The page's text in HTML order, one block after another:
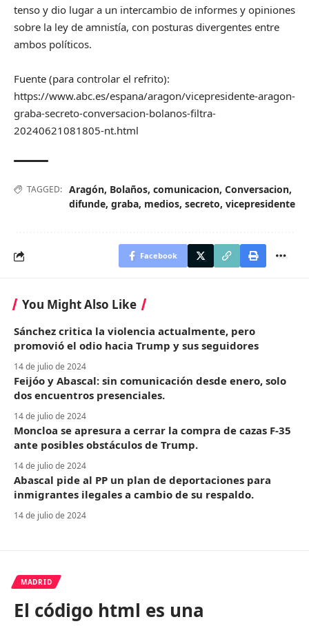
tenso y dio lugar a un intercambio de informes y opiniones
sobre la ley de amnistía, con posturas divergentes entre
ambos políticos.
Fuente (para controlar el refrito):
https://www.abc.es/espana/aragon/vicepresidente-aragon-
graba-secreto-conversacion-bolanos-filtra-
20240621081805-nt.html
TAGGED: Aragón, Bolaños, comunicacion, Conversacion,
difunde, graba, medios, secreto, vicepresidente
Facebook
You Might Also Like
Sánchez critica la violencia actualmente, pero
promovió el odio hacia Trump y sus seguidores
14 de julio de 2024
Feijóo y Abascal: sin comunicación desde enero, solo
dos encuentros presenciales.
14 de julio de 2024
Moncloa se apresura a cerrar la compra de cazas F-35
ante posibles obstáculos de Trump.
14 de julio de 2024
Abascal pide al PP un plan de deportaciones para
inmigrantes ilegales a cambio de su respaldo.
14 de julio de 2024
MADRID
El código html es una